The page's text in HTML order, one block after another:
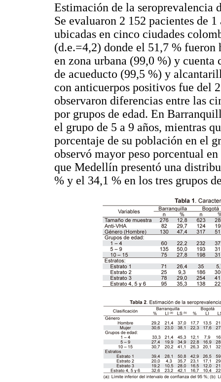
Estimación de la seroprevalencia
Se evaluaron 2 152 pacientes de
ubicadas en cinco ciudades
(d.e.=4,2) donde el 51,7 % fueron
en zona urbana (99,0 %) y
de acueducto (99,5 %) y
con anticuerpos positivos fue del
observaron diferencias entre las
por grupos de edad. En
el grupo de 5 a 9 años, mientras
porcentaje de su población en el
observó mayor peso porcentual
que Medellín presentó una
% y el 34,1 % en los tres grupos